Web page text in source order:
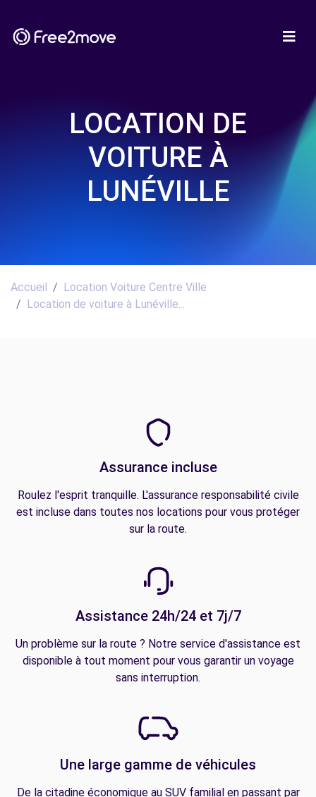
LOCATION DE
VOITURE À
LUNÉVILLE
Accueil
Location Voiture Centre Ville
Location de voiture à Lunéville...
Assurance incluse
Roulez l'esprit tranquille. L'assurance responsabilité civile
est incluse dans toutes nos locations pour vous protéger
sur la route.
Assistance 24h/24 et 7j/7
Un problème sur la route ? Notre service d'assistance est
disponible à tout moment pour vous garantir un voyage
sans interruption.
Une large gamme de véhicules
De la citadine économique au SUV familial en passant par